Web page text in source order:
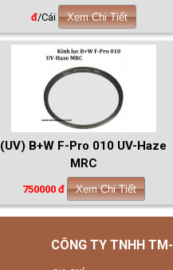
đ/Cái Xem Chi Tiết
(UV) B+W F-Pro 010 UV-Haze
MRC
750000 đ Xem Chi Tiết
CÔNG TY TNHH